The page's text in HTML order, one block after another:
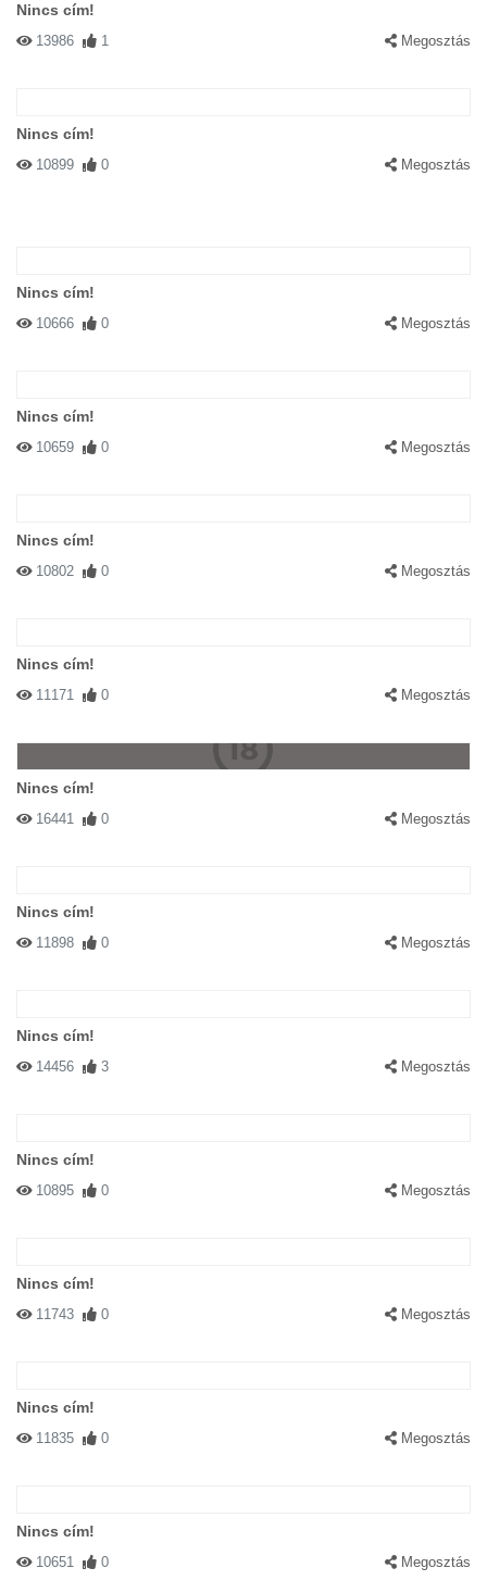
Nincs cím!
13986 1 Megosztás
Nincs cím!
10899 0 Megosztás
Nincs cím!
10666 0 Megosztás
Nincs cím!
10659 0 Megosztás
Nincs cím!
10802 0 Megosztás
Nincs cím!
11171 0 Megosztás
Nincs cím!
16441 0 Megosztás
Nincs cím!
11898 0 Megosztás
Nincs cím!
14456 3 Megosztás
Nincs cím!
10895 0 Megosztás
Nincs cím!
11743 0 Megosztás
Nincs cím!
11835 0 Megosztás
Nincs cím!
10651 0 Megosztás